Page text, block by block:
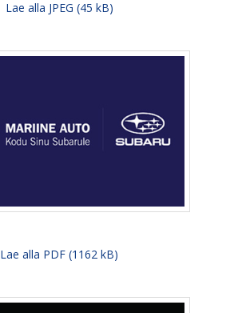
Lae alla JPEG (45 kB)
Lae alla PDF (1162 kB)